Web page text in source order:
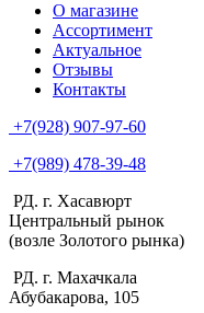
О магазине
Ассортимент
Актуальное
Отзывы
Контакты
+7(928) 907-97-60
+7(989) 478-39-48
РД. г. Хасавюрт
Центральный рынок
(возле Золотого рынка)
РД. г. Махачкала
Абубакарова, 105